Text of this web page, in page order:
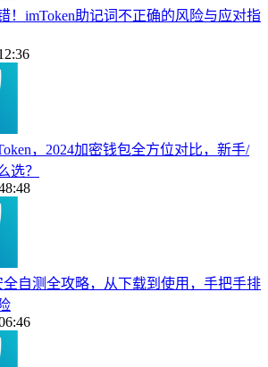
！imToken助记词不正确的风险与应对指
，2024加密钱包全方位对比，新手/
选？
全自测全攻略，从下载到使用，手把手排